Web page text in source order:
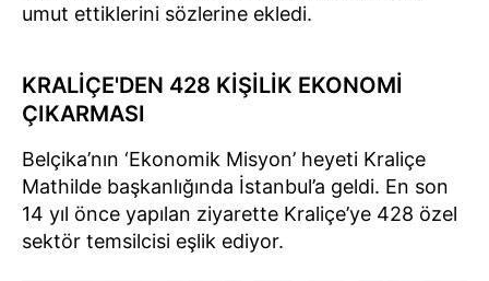
umut ettiklerini sözlerine ekledi.
KRALİÇE'DEN 428 KİŞİLİK EKONOMİ
ÇIKARMASI
Belçika’nın ‘Ekonomik Misyon’ heyeti Kraliçe
Mathilde başkanlığında İstanbul’a geldi. En son
14 yıl önce yapılan ziyarette Kraliçe’ye 428 özel
sektör temsilcisi eşlik ediyor.